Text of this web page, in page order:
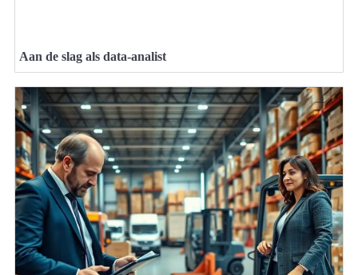
Aan de slag als data-analist